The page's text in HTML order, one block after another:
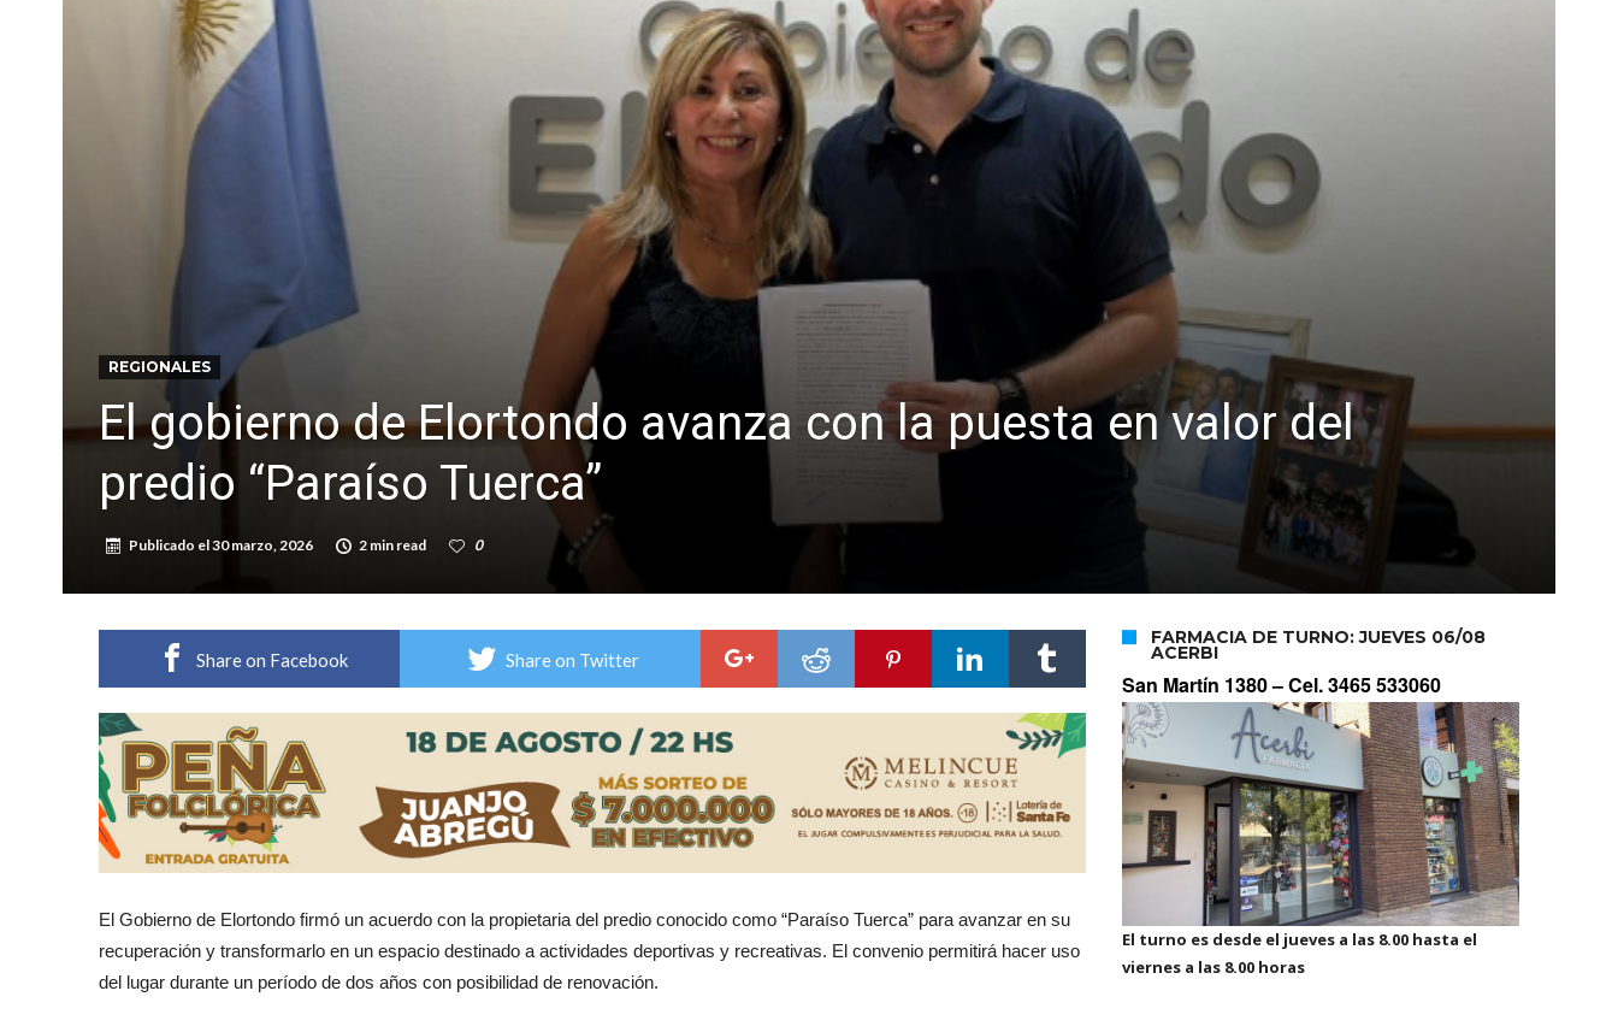
Vuelve el básquet: este viernes arranca el Clausura con agenda confirmada y planteles renovados
Güemes y Mariano Vera
Alerta meteorológico: el SMN advierte por tormentas fuertes y ráfagas que podrían superar los 80 km/h
¿Llega un “Súper Niño”?: De Benedictis aclara los mitos y analiza el impacto real en la región
Cañada del Ucle se prepara para la 5ª edición de la Expo Dose
Distinguieron a Ramiro Maldonado, el campeón juvenil de malambo de Los Quirquinchos
Villada: evalúan obras preventivas ante posibles lluvias intensas
REGIONALES
El gobierno de Elortondo avanza con la puesta en valor del
predio “Paraíso Tuerca”
Publicado el30 marzo, 2026 2 min read 0
Share on Facebook Share on Twitter
El Gobierno de Elortondo firmó un acuerdo con la propietaria del predio conocido como “Paraíso Tuerca” para avanzar en su
recuperación y transformarlo en un espacio destinado a actividades deportivas y recreativas. El convenio permitirá hacer uso
del lugar durante un período de dos años con posibilidad de renovación.
FARMACIA DE TURNO: JUEVES 06/08
ACERBI
San Martín 1380 –Cel. 3465 533060
El turno es desde el jueves a las 8.00 hasta el
viernes a las 8.00 horas